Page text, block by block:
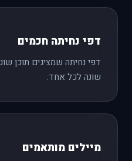
דפי נחיתה חכמים
דפי נחיתה שמציגים תוכן
שונה לכל אחד.
מיילים מותאמים